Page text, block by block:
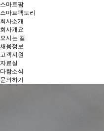
스마트팜
스마트팩토리
회사소개
회사개요
오시는 길
채용정보
고객지원
자료실
다함소식
문의하기